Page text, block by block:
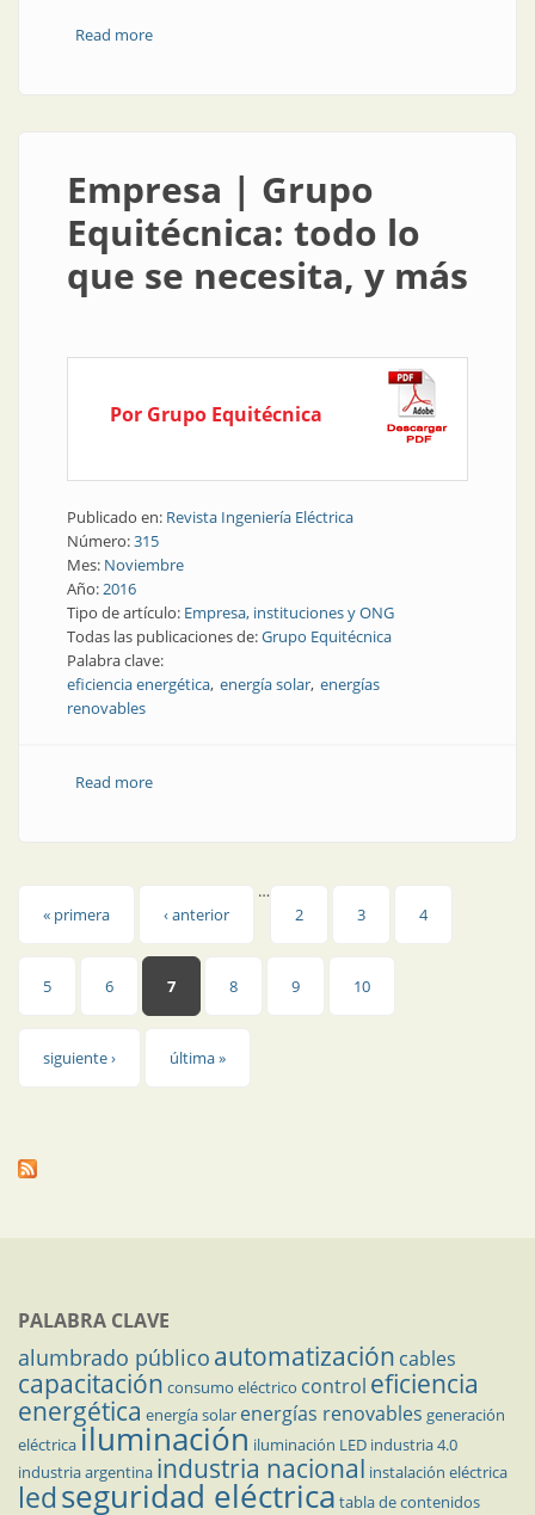
Read moreabout Producto | Consejos y productos para
Empresa | Grupo
Equitécnica: todo lo
que se necesita, y más
Por Grupo Equitécnica
Publicado en: Revista Ingeniería Eléctrica
Número:315
Mes: Noviembre
Año:2016
Tipo de artículo: Empresa, instituciones y ONG
Todas las publicaciones de:Grupo Equitécnica
Palabra clave:
eficiencia energética energía solar energías
renovables
Read moreabout Empresa | Grupo Equitécnica: todo lo que se
Páginas
« primera ‹ anterior
…
2
3 4
5 6 7 8 9 10
siguiente › última »
PALABRA CLAVE
alumbrado público automatización cables
capacitación consumo eléctrico control eficiencia
energética energía solar energías renovables generación
eléctricailuminación iluminación LED industria 4.0
industria argentina industria nacional instalación eléctrica
ledseguridad eléctrica tabla de contenidos